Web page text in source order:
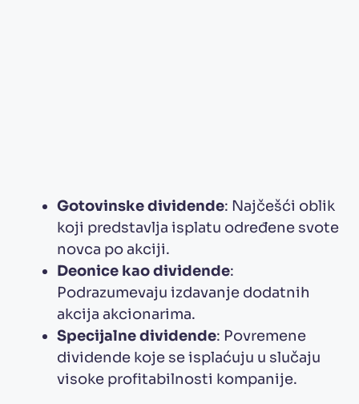
Gotovinske dividende: Najčešći oblik
koji predstavlja isplatu određene svote
novca po akciji.
Deonice kao dividende:
Podrazumevaju izdavanje dodatnih
akcija akcionarima.
Specijalne dividende: Povremene
dividende koje se isplaćuju u slučaju
visoke profitabilnosti kompanije.